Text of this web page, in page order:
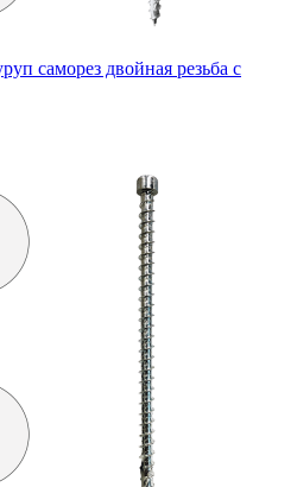
саморез двойная резьба с